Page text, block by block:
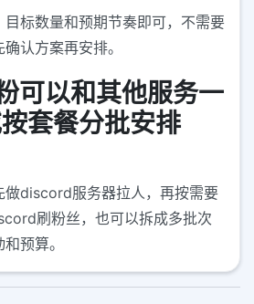
标数量和预期节奏即可，不需要
认方案再安排。
可以和其他服务一
套餐分批安排
做discord服务器拉人，再按需要
刷粉丝，也可以拆成多批次
预算。